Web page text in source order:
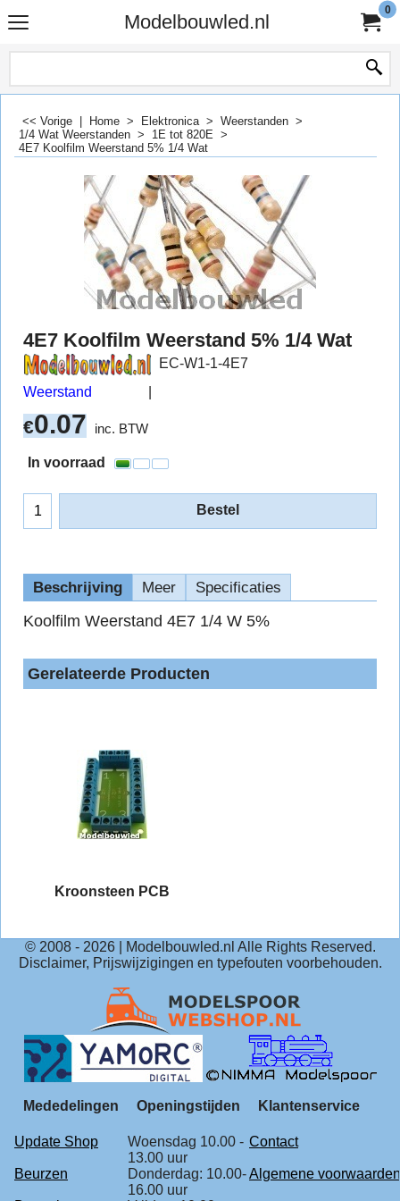
Modelbouwled.nl
0
<< Vorige Home > Elektronica> Weerstanden >
1/4 Wat Weerstanden > 1E tot 820E >
4E7 Koolfilm Weerstand 5% 1/4 Wat
4E7 Koolfilm Weerstand 5% 1/4 Wat
Weerstand
EC-W1-1-4E7
€0.07 inc. BTW
In voorraad
Bestel
Beschrijving Meer Specificaties
Koolfilm Weerstand 4E7 1/4 W 5%
Gerelateerde Producten
Kroonsteen PCB
© 2008 - 2026| Modelbouwled.nl Alle Rights Reserved.
Disclaimer, Prijswijzigingen en typefouten voorbehouden.
Mededelingen Openingstijden Klantenservice
Update Shop
Woensdag 10.00 -
13.00 uur
Contact
Beurzen
Donderdag: 10.00-
16.00 uur
Algemene voorwaarden